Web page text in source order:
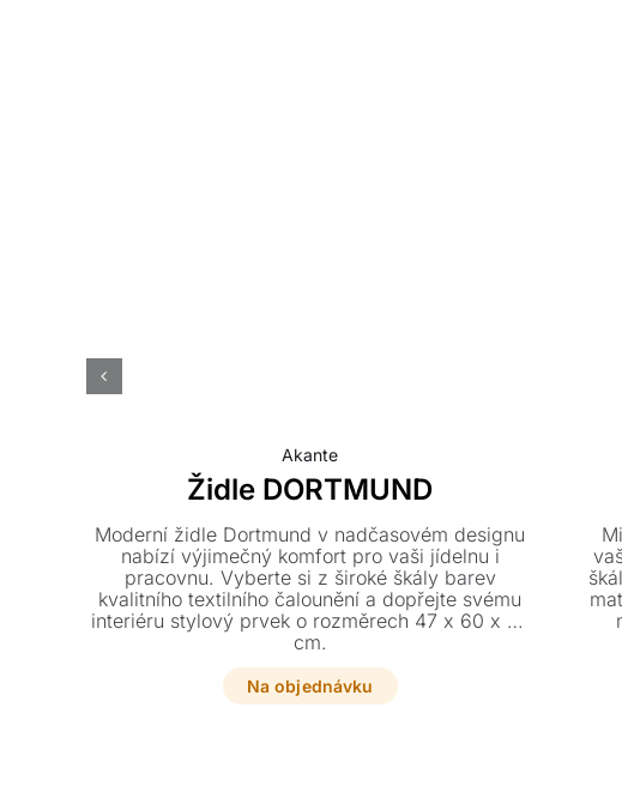
Akante
Židle DORTMUND
Moderní židle Dortmund v nadčasovém designu
nabízí výjimečný komfort pro vaši jídelnu i
pracovnu. Vyberte si z široké škály barev
kvalitního textilního čalounění a dopřejte svému
interiéru stylový prvek o rozměrech 47 x 60 x 87
cm.
Na objednávku